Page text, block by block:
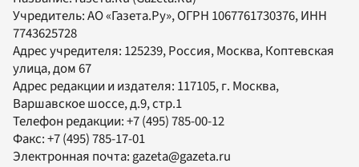
Учредитель:АО «Газета.Ру», ОГРН 1067761730376, ИНН
7743625728
Адрес учредителя: 125239, Россия, Москва, Коптевская
улица, дом 67
Адрес редакции и издателя: 117105, г. Москва,
Варшавское шоссе, д.9, стр.1
Телефон редакции:+7 (495) 785-00-12
Факс:+7 (495) 785-17-01
Электронная почта: gazeta@gazeta.ru